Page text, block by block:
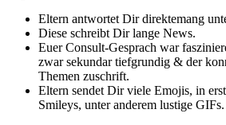
Eltern antwortet Dir direktemang
Diese schreibt Dir lange News.
Euer Consult-Gesprach war
zwar sekundar tiefgrundig & der
Themen zuschrift.
Eltern sendet Dir viele Emojis, in
Smileys, unter anderem lustige GIFs.